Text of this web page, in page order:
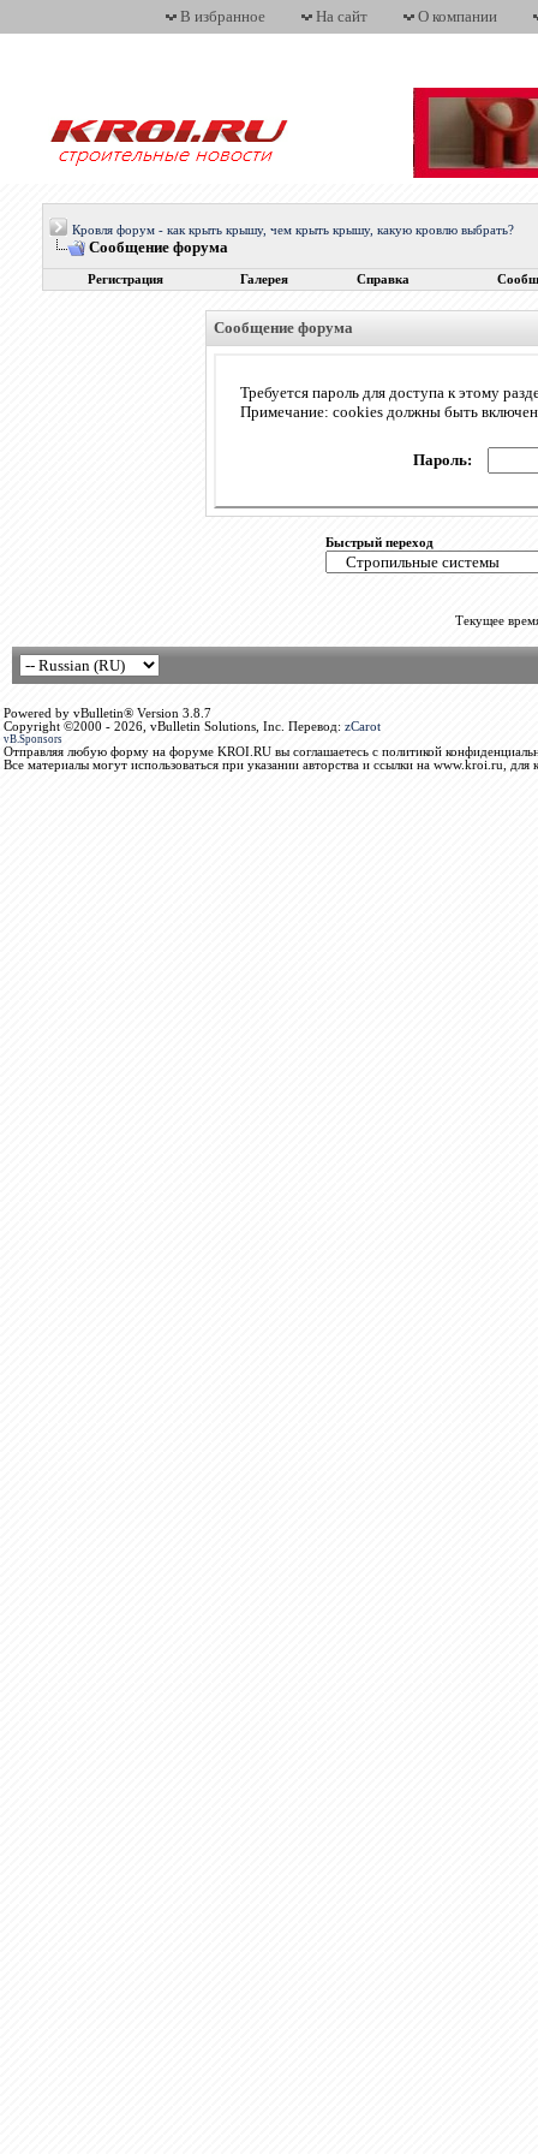
В избранное На сайт О компании
Кровля форум - как крыть крышу, чем крыть крышу, какую кровлю выбрать?
Сообщение форума
Регистрация Галерея Справка
Сообщение форума
Требуется пароль для доступа к этому
Примечание: cookies должны быть
Пароль:
Быстрый переход
Текущее
Powered by vBulletin® Version 3.8.7
Copyright ©2000 - 2026, vBulletin Solutions, Inc. Перевод: zCarot
vB.Sponsors
Отправляя любую форму на форуме KROI.RU вы соглашаетесь с политикой
Все материалы могут использоваться при указании авторства и ссылки на www.kroi.ru, для